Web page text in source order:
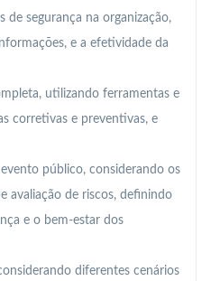
segurança na organização,
e a efetividade da
utilizando ferramentas e
corretivas e preventivas, e
público, considerando os
avaliação de riscos, definindo
e o bem-estar dos
diferentes cenários